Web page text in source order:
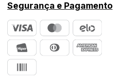
Segurança e Pagamento